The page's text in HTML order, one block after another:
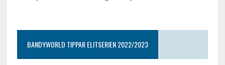
BANDYWORLD TIPPAR ELITSERIEN 2022/2023